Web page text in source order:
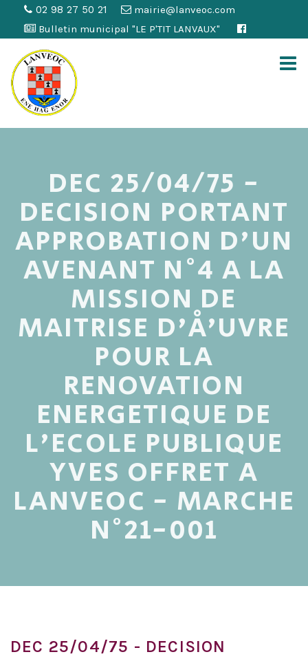
02 98 27 50 21
mairie@lanveoc.com
Bulletin municipal "LE P'TIT LANVAUX"
DEC 25/04/75 -
DECISION PORTANT
APPROBATION D'UN
AVENANT N°4 A LA
MISSION DE
MAITRISE D'Å’UVRE
POUR LA
RENOVATION
ENERGETIQUE DE
L'ECOLE PUBLIQUE
YVES OFFRET A
LANVEOC - MARCHE
N°21-001
DEC 25/04/75 - DECISION